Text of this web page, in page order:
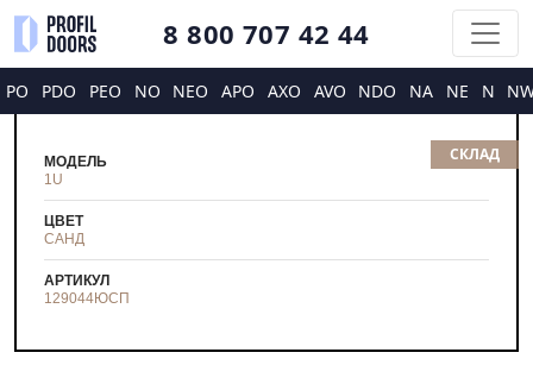
8 800 707 42 44
PO PDO PEO NO NEO APO AXO AVO NDO NA NE N
СКЛАД
МОДЕЛЬ
1U
ЦВЕТ
САНД
АРТИКУЛ
129044ЮСП